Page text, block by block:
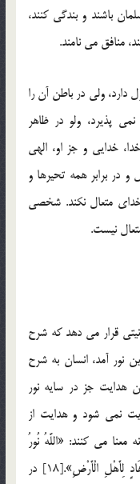
باشند و بندگی كنند،
منافق می نامند.
ولی در باطن آن را
پذیرد، ولو در ظاهر
خدایی و جز او، الهی
در برابر همه تحیرها و
متعال نكند. شخصی
نیست.
قرار می دهد که شرح
نور آمد، انسان به شرح
جز در سایه نور
نمی شود و هدایت از
می كنند: «اللَّهُ نُورُ
السَّماواتِ وَ الْأَرْضِ فَقَالَ هَادٍ لِأَهْلِ السَّمَاءِ وَ هَادٍ لِأَهْلِ الْأَرْضِ».[18] در